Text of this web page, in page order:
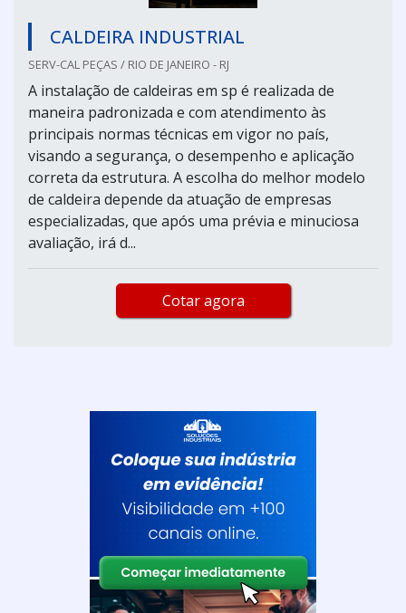
CALDEIRA INDUSTRIAL
SERV-CAL PEÇAS / RIO DE JANEIRO - RJ
A instalação de caldeiras em sp é realizada de
maneira padronizada e com atendimento às
principais normas técnicas em vigor no país,
visando a segurança, o desempenho e aplicação
correta da estrutura. A escolha do melhor modelo
de caldeira depende da atuação de empresas
especializadas, que após uma prévia e minuciosa
avaliação, irá d...
Cotar agora